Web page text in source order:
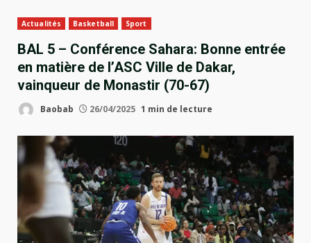
Actualités Basketball Sport
BAL 5 – Conférence Sahara: Bonne entrée
en matière de l’ASC Ville de Dakar,
vainqueur de Monastir (70-67)
Baobab 26/04/2025 1 min de lecture